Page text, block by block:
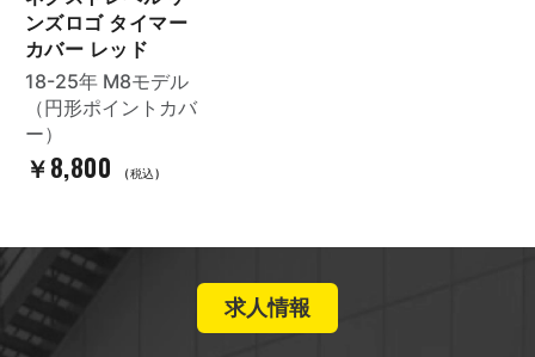
ンズロゴ タイマー
カバー レッド
18-25年 M8モデル
（円形ポイントカバ
ー）
￥8,800 (税込)
求人情報